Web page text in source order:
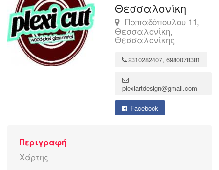
Θεσσαλονίκη
Παπαδόπουλου 11,
Θεσσαλονίκη,
Θεσσαλονίκης
2310282407, 6980078381
plexiartdesign@gmail.com
Facebook
Περιγραφή
Χάρτης